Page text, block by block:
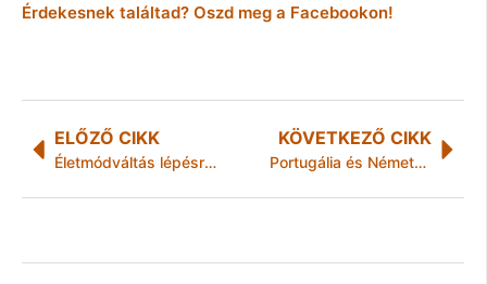
Érdekesnek találtad? Oszd meg a Facebookon!
ELŐZŐ CIKK
Életmódváltás lépésről lépésre – profi segítséggel
KÖVETKEZŐ CIKK
Portugália és Németország a Red Bull Air Race versenynaptárában